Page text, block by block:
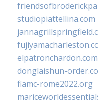
studiopiattellina.com
elpatronchardon.com
donglaishun-
fiamc-rome2022.org